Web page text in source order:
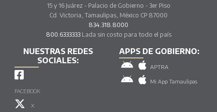
15 y 16 Juárez - Palacio de Gobierno - 3er Piso
Cd. Victoria, Tamaulipas, México CP 87000
834.318.8000
800.6333333Lada sin costo para todo el país
NUESTRAS REDES
SOCIALES:
FACEBOOK
X
APPS DE GOBIERNO:
APTRA
Mi App Tamaulipas